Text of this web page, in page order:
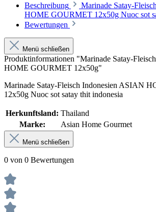
Beschreibung
Marinade Satay-
HOME GOURMET 12x50g Nuoc sot
Bewertungen
Menü schließen
Produktinformationen "Marinade Satay-
HOME GOURMET 12x50g"
Marinade Satay-Fleisch Indonesien ASIAN
12x50g Nuoc sot satay thit indonesia
Herkunftsland: Thailand
Marke:
Asian Home Gourmet
Menü schließen
0 von 0 Bewertungen